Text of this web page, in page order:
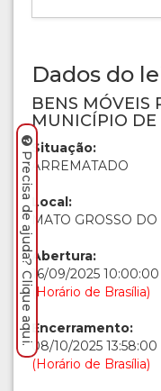
Dados do
BENS MÓVEIS
MUNICÍPIO DE
Situação:
ARREMATADO
Local:
MATO GROSSO
Abertura:
16/09/2025 10:00:00
(Horário de Brasília)
Encerramento:
08/10/2025 13:58:00
(Horário de Brasília)
Precisa de ajuda? Clique aqui.